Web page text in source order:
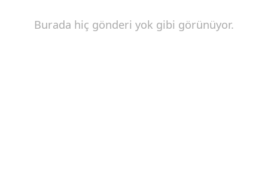
Burada hiç gönderi yok gibi görünüyor.